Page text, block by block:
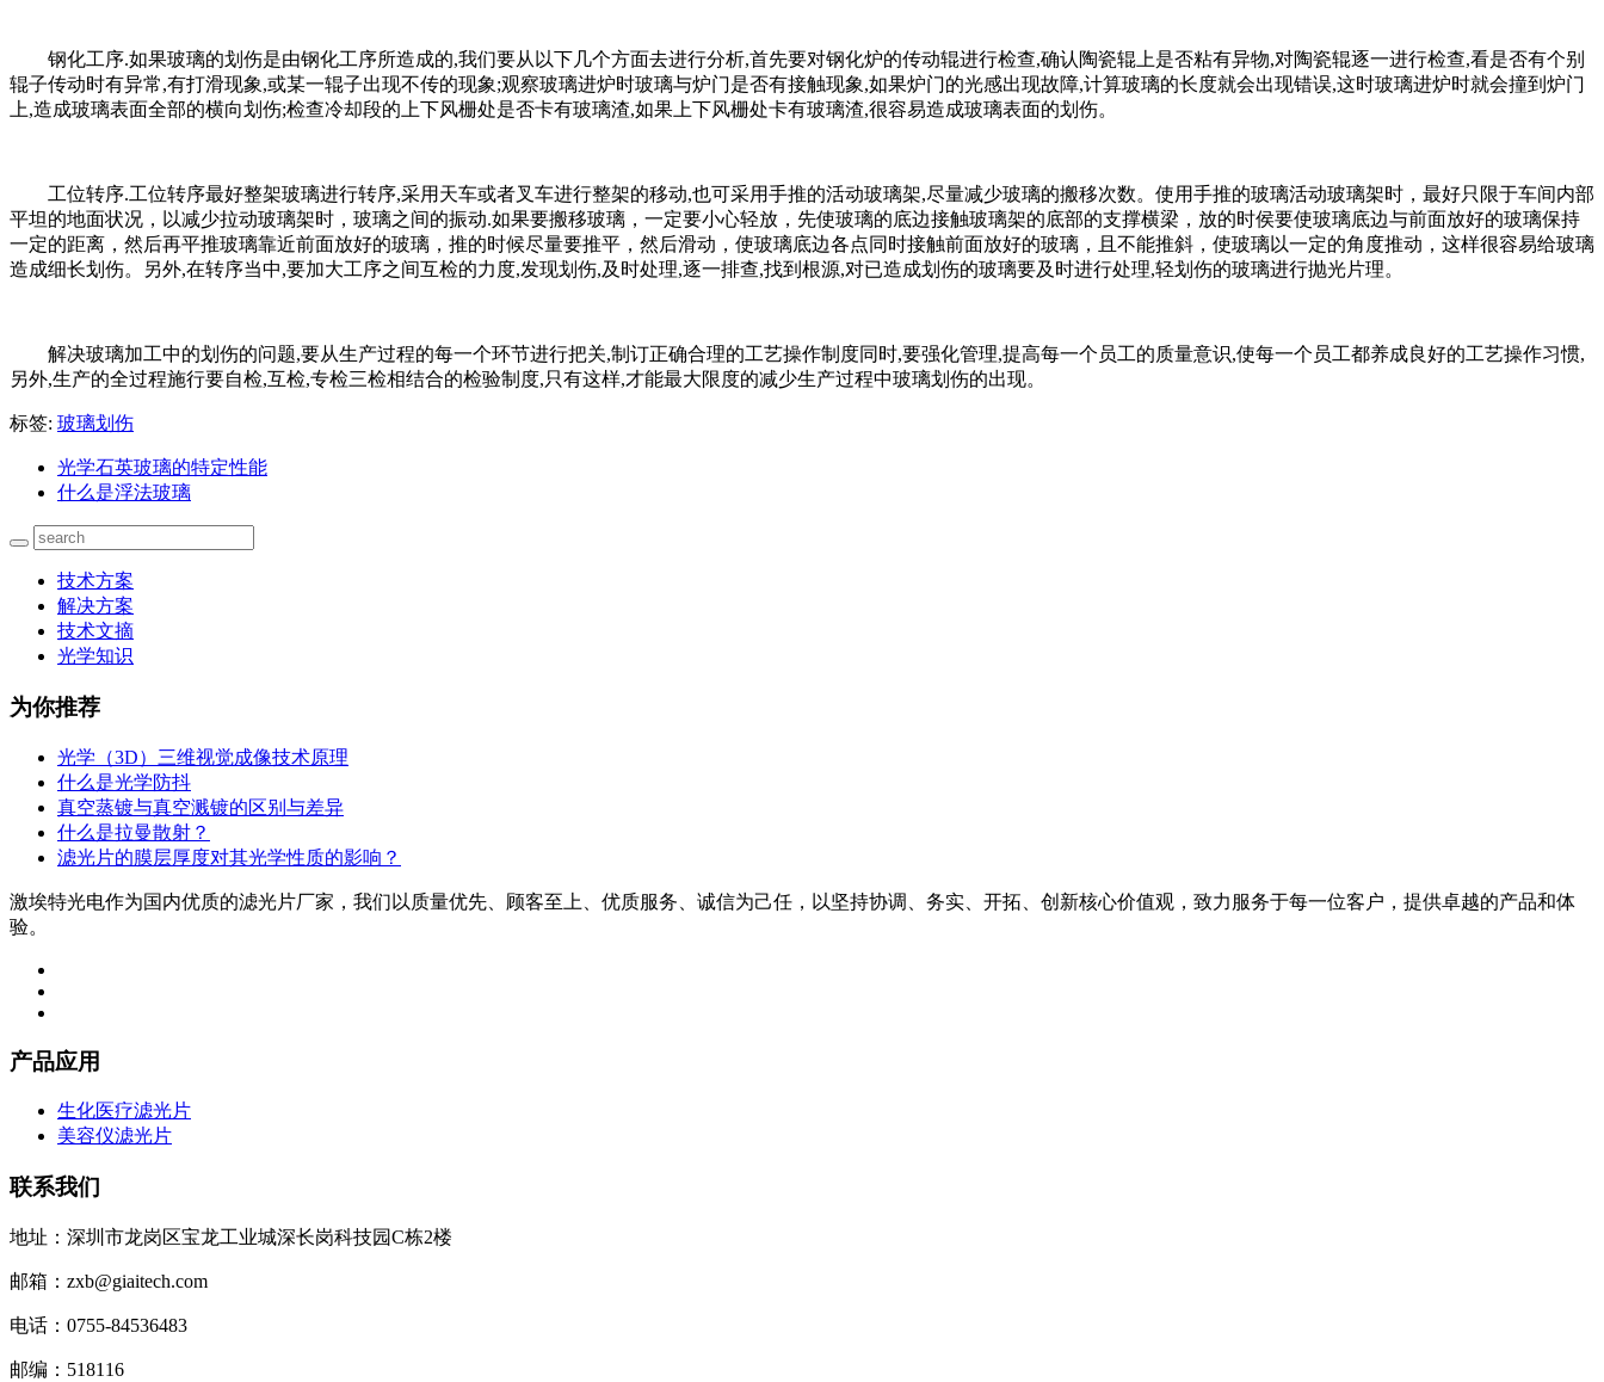
钢化工序.如果玻璃的划伤是由钢化工序所造成的,我们要从以下几个方面去进行分析,首先要对钢化炉的传动辊进行检查,确认陶瓷辊上是否粘有异物,对陶瓷辊逐一进行检查,看是否有个别
辊子传动时有异常,有打滑现象,或某一辊子出现不传的现象;观察玻璃进炉时玻璃与炉门是否有接触现象,如果炉门的光感出现故障,计算玻璃的长度就会出现错误,这时玻璃进炉时就会撞到炉门
上,造成玻璃表面全部的横向划伤;检查冷却段的上下风栅处是否卡有玻璃渣,如果上下风栅处卡有玻璃渣,很容易造成玻璃表面的划伤。
工位转序.工位转序最好整架玻璃进行转序,采用天车或者叉车进行整架的移动,也可采用手推的活动玻璃架,尽量减少玻璃的搬移次数。使用手推的玻璃活动玻璃架时，最好只限于车间内部
平坦的地面状况，以减少拉动玻璃架时，玻璃之间的振动.如果要搬移玻璃，一定要小心轻放，先使玻璃的底边接触玻璃架的底部的支撑横梁，放的时侯要使玻璃底边与前面放好的玻璃保持
一定的距离，然后再平推玻璃靠近前面放好的玻璃，推的时候尽量要推平，然后滑动，使玻璃底边各点同时接触前面放好的玻璃，且不能推斜，使玻璃以一定的角度推动，这样很容易给玻璃
造成细长划伤。另外,在转序当中,要加大工序之间互检的力度,发现划伤,及时处理,逐一排查,找到根源,对已造成划伤的玻璃要及时进行处理,轻划伤的玻璃进行抛光片理。
解决玻璃加工中的划伤的问题,要从生产过程的每一个环节进行把关,制订正确合理的工艺操作制度同时,要强化管理,提高每一个员工的质量意识,使每一个员工都养成良好的工艺操作习惯,
另外,生产的全过程施行要自检,互检,专检三检相结合的检验制度,只有这样,才能最大限度的减少生产过程中玻璃划伤的出现。
标签: 玻璃划伤
光学石英玻璃的特定性能
什么是浮法玻璃
技术方案
解决方案
技术文摘
光学知识
为你推荐
光学（3D）三维视觉成像技术原理
什么是光学防抖
真空蒸镀与真空溅镀的区别与差异
什么是拉曼散射？
滤光片的膜层厚度对其光学性质的影响？
激埃特光电作为国内优质的滤光片厂家，我们以质量优先、顾客至上、优质服务、诚信为己任，以坚持协调、务实、开拓、创新核心价值观，致力服务于每一位客户，提供卓越的产品和体
验。
产品应用
生化医疗滤光片
美容仪滤光片
联系我们
地址：深圳市龙岗区宝龙工业城深长岗科技园C栋2楼
邮箱：zxb@giaitech.com
电话：0755-84536483
邮编：518116